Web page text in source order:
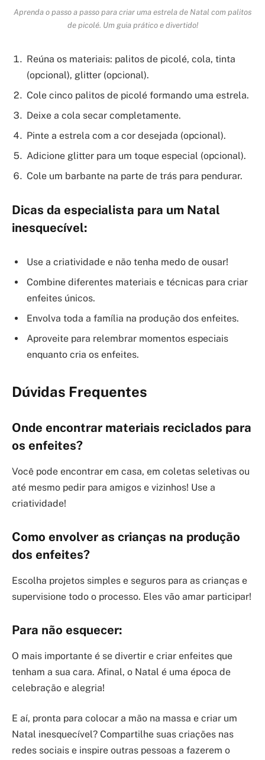
Aprenda o passo a passo para criar uma estrela de Natal com palitos
de picolé. Um guia prático e divertido!
Reúna os materiais: palitos de picolé, cola, tinta
(opcional), glitter (opcional).
Cole cinco palitos de picolé formando uma estrela.
Deixe a cola secar completamente.
Pinte a estrela com a cor desejada (opcional).
Adicione glitter para um toque especial (opcional).
Cole um barbante na parte de trás para pendurar.
Dicas da especialista para um Natal
inesquecível:
Use a criatividade e não tenha medo de ousar!
Combine diferentes materiais e técnicas para criar
enfeites únicos.
Envolva toda a família na produção dos enfeites.
Aproveite para relembrar momentos especiais
enquanto cria os enfeites.
Dúvidas Frequentes
Onde encontrar materiais reciclados para
os enfeites?
Você pode encontrar em casa, em coletas seletivas ou
até mesmo pedir para amigos e vizinhos! Use a
criatividade!
Como envolver as crianças na produção
dos enfeites?
Escolha projetos simples e seguros para as crianças e
supervisione todo o processo. Eles vão amar participar!
Para não esquecer:
O mais importante é se divertir e criar enfeites que
tenham a sua cara. Afinal, o Natal é uma época de
celebração e alegria!
E aí, pronta para colocar a mão na massa e criar um
Natal inesquecível? Compartilhe suas criações nas
redes sociais e inspire outras pessoas a fazerem o